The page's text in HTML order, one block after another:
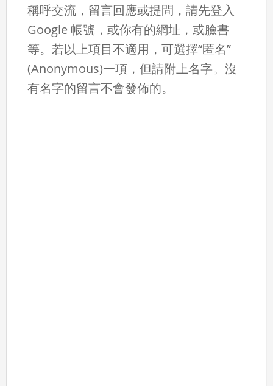
稱呼交流，留言回應或提問，請先登入
Google 帳號，或你有的網址，或臉書
等。若以上項目不適用，可選擇“匿名”
(Anonymous)一項，但請附上名字。沒
有名字的留言不會發佈的。